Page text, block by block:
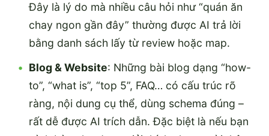
Đây là lý do mà nhiều câu hỏi như “quán ăn
chay ngon gần đây” thường được AI trả lời
bằng danh sách lấy từ review hoặc map.
Blog & Website: Những bài blog dạng “how-
to”, “what is”, “top 5”, FAQ… có cấu trúc rõ
ràng, nội dung cụ thể, dùng schema đúng –
rất dễ được AI trích dẫn. Đặc biệt là nếu bạn